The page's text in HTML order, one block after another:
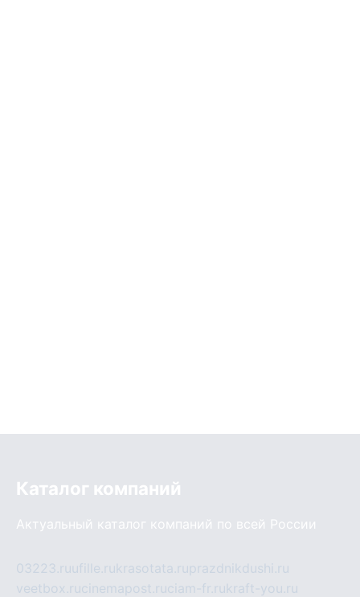
Каталог компаний
Актуальный каталог компаний по всей России
03223.ruufille.rukrasotata.ruprazdnikdushi.ru
veetbox.rucinemapost.ruciam-fr.rukraft-you.ru